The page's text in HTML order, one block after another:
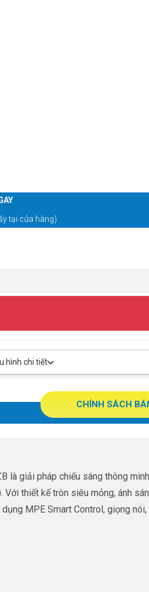
tại cửa hàng)
hình chi tiết
CHÍNH SÁCH
là giải pháp chiếu sáng thông
Với thiết kế tròn siêu mỏng, ánh
MPE Smart Control, giọng